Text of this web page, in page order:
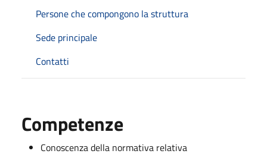
Persone che compongono la struttura
Sede principale
Contatti
Competenze
Conoscenza della normativa relativa